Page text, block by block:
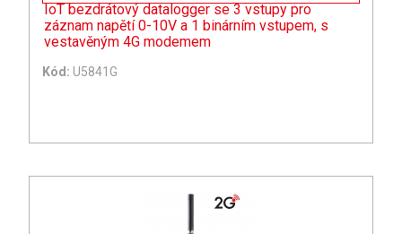
IoT bezdrátový datalogger se 3 vstupy pro
záznam napětí 0-10V a 1 binárním vstupem, s
vestavěným 4G modemem
Kód: U5841G